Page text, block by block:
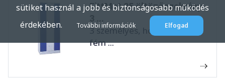
FittMet 25 öltözőszekrény -
3 személyes, hosszúajtós,
fém ...
sütiket használ a jobb és biztonságosabb működés
érdekében.
További információk Elfogad